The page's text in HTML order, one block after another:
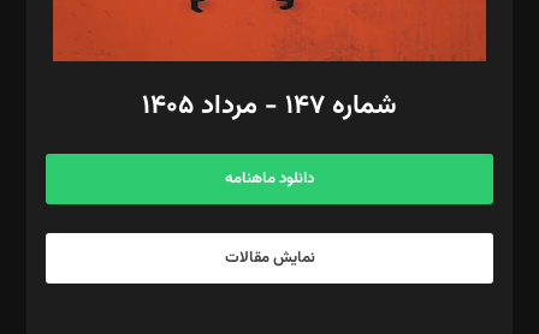
مد‌یر توسعه تجاری: کامبیز برید‌
امور مالی: شاپور رهبری، محمد‌ کاظمی‌نیا
آگهی و مشترکین: ۰۹۱۹۹۹۹۰۴۵۴
شماره ۱۴۷ - مرداد ۱۴۰۵
دانلود ماهنامه
نمایش مقالات